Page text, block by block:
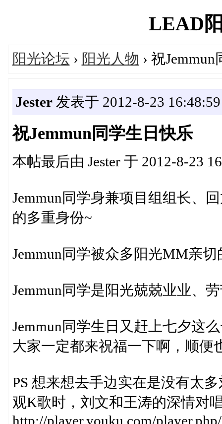
LEAD
阳光论坛 › 阳光人物 › 祝
Jester发表于 2012-8-23 16:48:59
祝Jemmun同学生日快乐
本帖最后由 Jester 于 2012-8-23
Jemmun同学身兼项目组组长、
的多重身份~
Jemmun同学被众多阳光MM亲切
Jemmun同学是阳光兢兢业业、
Jemmun同学生日又赶上七夕这
大家一定都来祝福一下啊，顺便
PS 想来想去手边实在是没有太
观K歌时，刘文和王涛的深情对
http://player.youku.com/